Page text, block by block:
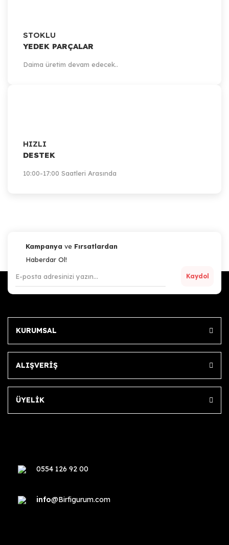
STOKLU
YEDEK PARÇALAR
Daima üretim devam edecek..
HIZLI
DESTEK
10:00-17:00 Saatleri Arasında
Kampanya ve Fırsatlardan
Haberdar Ol!
Kaydol
KURUMSAL
ALIŞVERİŞ
ÜYELİK
0554 126 92 00
info@Birfigurum.com